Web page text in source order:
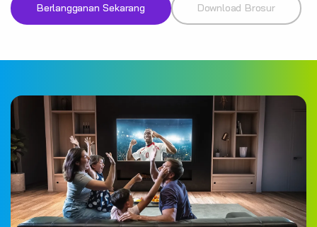
Berlangganan Sekarang Download Brosur